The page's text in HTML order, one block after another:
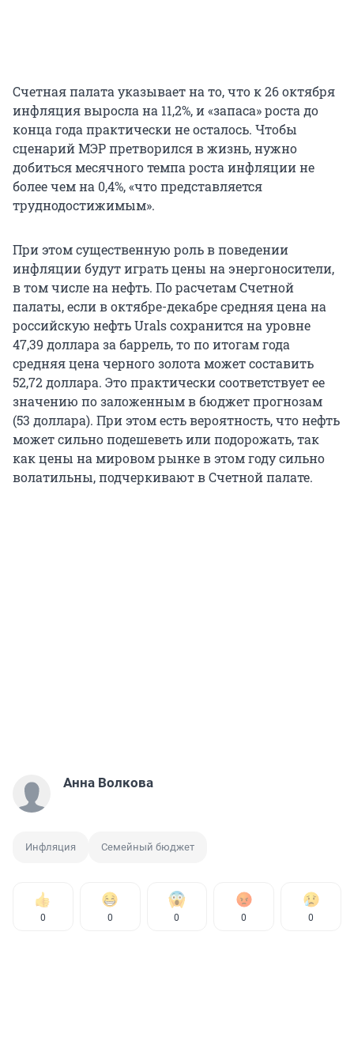
Счетная палата указывает на то, что к 26 октября
инфляция выросла на 11,2%, и «запаса» роста до
конца года практически не осталось. Чтобы
сценарий МЭР претворился в жизнь, нужно
добиться месячного темпа роста инфляции не
более чем на 0,4%, «что представляется
труднодостижимым».
При этом существенную роль в поведении
инфляции будут играть цены на энергоносители,
в том числе на нефть. По расчетам Счетной
палаты, если в октябре-декабре средняя цена на
российскую нефть Urals сохранится на уровне
47,39 доллара за баррель, то по итогам года
средняя цена черного золота может составить
52,72 доллара. Это практически соответствует ее
значению по заложенным в бюджет прогнозам
(53 доллара). При этом есть вероятность, что нефть
может сильно подешеветь или подорожать, так
как цены на мировом рынке в этом году сильно
волатильны, подчеркивают в Счетной палате.
Анна Волкова
Инфляция Семейный бюджет
0 0 0 0 0